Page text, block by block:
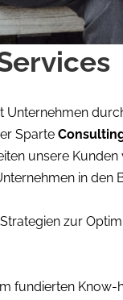
Unternehmen
Sparte
unsere
in den
zur
fundierten Know-